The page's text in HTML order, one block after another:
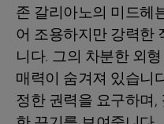
존 갈리아노의 미드헤
어 조용하지만 강력한
니다. 그의 차분한 외
매력이 숨겨져 있습니
정한 권력을 요구하며